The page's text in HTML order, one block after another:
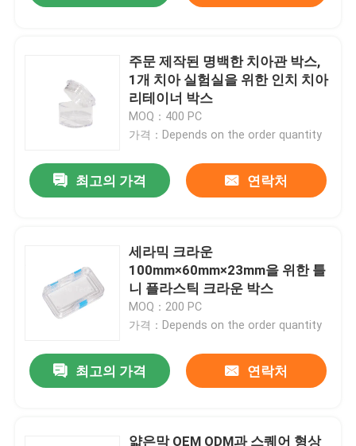
주문 제작된 명백한 치아관 박스,
1개 치아 실험실을 위한 인치 치아
리테이너 박스
MOQ：400 PC
가격：Depends on the order quantity
최고의 가격 연락처
세라믹 크라운
100mm×60mm×23mm을 위한 틀
니 플라스틱 크라운 박스
MOQ：200 PC
가격：Depends on the order quantity
최고의 가격 연락처
얇은막 OEM ODM과 스퀘어 형상